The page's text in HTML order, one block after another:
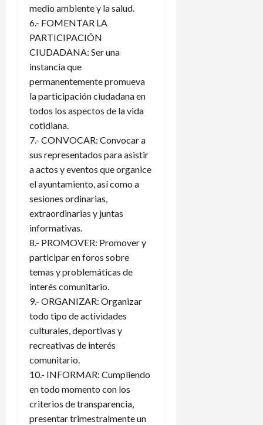
medio ambiente y la salud.
6.- FOMENTAR LA
PARTICIPACIÓN
CIUDADANA: Ser una
instancia que
permanentemente promueva
la participación ciudadana en
todos los aspectos de la vida
cotidiana.
7.- CONVOCAR: Convocar a
sus representados para asistir
a actos y eventos que organice
el ayuntamiento, así como a
sesiones ordinarias,
extraordinarias y juntas
informativas.
8.- PROMOVER: Promover y
participar en foros sobre
temas y problemáticas de
interés comunitario.
9.- ORGANIZAR: Organizar
todo tipo de actividades
culturales, deportivas y
recreativas de interés
comunitario.
10.- INFORMAR: Cumpliendo
en todo momento con los
criterios de transparencia,
presentar trimestralmente un